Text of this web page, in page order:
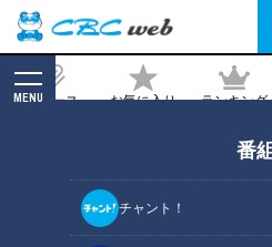
ニュース お気に入り ランキング
MENU
番
チャント！
ーグ/あふれ出すカラフ
シュークリーム【愛さ